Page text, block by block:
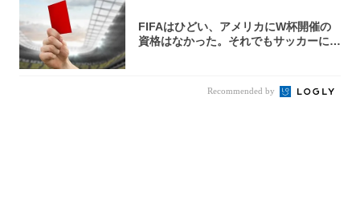
FIFAはひどい、アメリカにW杯開催の
資格はなかった。それでもサッカーには
Recommended by